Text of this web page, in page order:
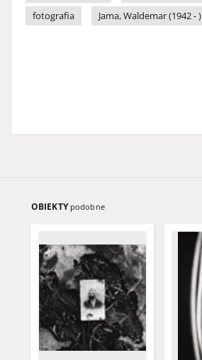
fotografia
Jama, Waldemar (1942 - )
OBIEKTY podobne